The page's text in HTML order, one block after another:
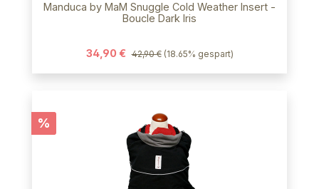
Manduca by MaM Snuggle Cold Weather Insert -
Boucle Dark Iris
34,90 € 42,90 € (18.65% gespart)
Rabatt
%